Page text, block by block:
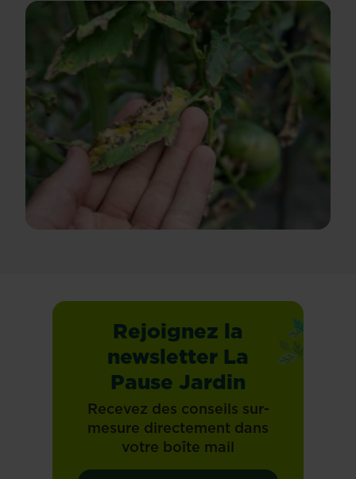
Rejoignez la
newsletter La
Pause Jardin
Recevez des conseils sur-
mesure directement dans
votre boîte mail